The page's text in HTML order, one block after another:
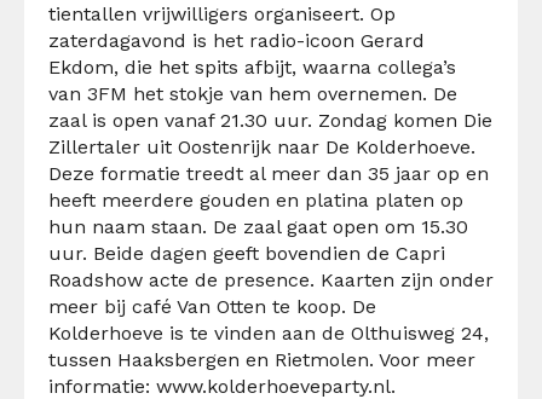
tientallen vrijwilligers organiseert. Op
zaterdagavond is het radio-icoon Gerard
Ekdom, die het spits afbijt, waarna collega’s
van 3FM het stokje van hem overnemen. De
zaal is open vanaf 21.30 uur. Zondag komen Die
Zillertaler uit Oostenrijk naar De Kolderhoeve.
Deze formatie treedt al meer dan 35 jaar op en
heeft meerdere gouden en platina platen op
hun naam staan. De zaal gaat open om 15.30
uur. Beide dagen geeft bovendien de Capri
Roadshow acte de presence. Kaarten zijn onder
meer bij café Van Otten te koop. De
Kolderhoeve is te vinden aan de Olthuisweg 24,
tussen Haaksbergen en Rietmolen. Voor meer
informatie: www.kolderhoeveparty.nl.